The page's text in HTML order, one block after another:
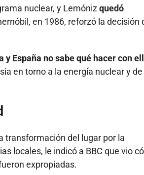
nuclear, y Lemónizquedó
en 1986, reforzó la decisión
España no sabe qué hacer con
en torno a la energía nuclear y
transformación del lugar por la
locales, le indicó a BBC que vio
expropiadas.